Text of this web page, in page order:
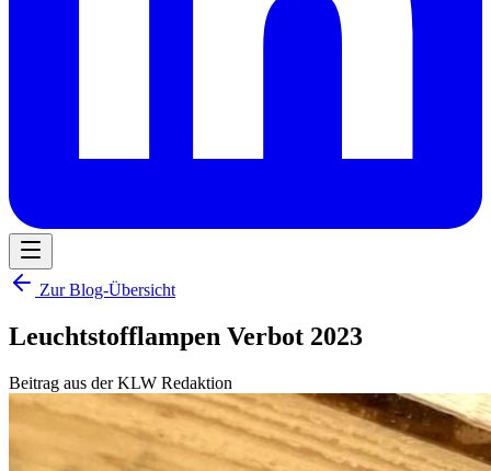
Zur Blog-Übersicht
Leuchtstofflampen Verbot 2023
Beitrag aus der KLW Redaktion